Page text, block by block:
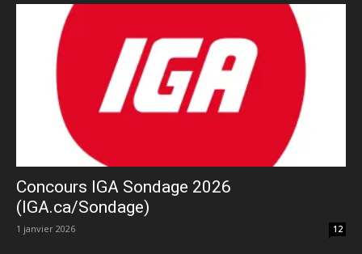
Concours IGA Sondage 2026
(IGA.ca/Sondage)
1 janvier 2026 12